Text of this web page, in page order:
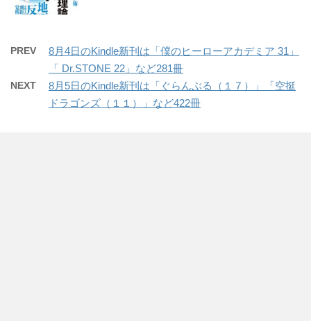
PREV
8月4日のKindle新刊は「僕のヒーローアカデミア 31」
「 Dr.STONE 22」など281冊
NEXT
8月5日のKindle新刊は「ぐらんぶる（１７）」「空挺
ドラゴンズ（１１）」など422冊